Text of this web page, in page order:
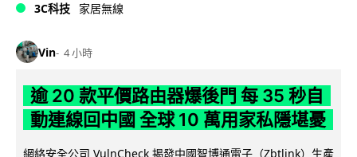
3C科技 家居無線
Vin 4 小時
逾 20 款平價路由器爆後門 每 35 秒自
動連線回中國 全球 10 萬用家私隱堪憂
網絡安全公司 VulnCheck 揭發中國智博通電子（Zbtlink）生產